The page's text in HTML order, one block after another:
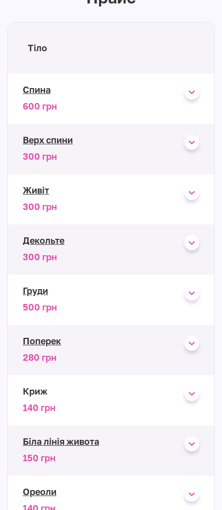
Тіло
Спина
600 грн
Верх спини
300 грн
Живіт
300 грн
Декольте
300 грн
Груди
500 грн
Поперек
280 грн
Криж
140 грн
Біла лінія живота
150 грн
Ореоли